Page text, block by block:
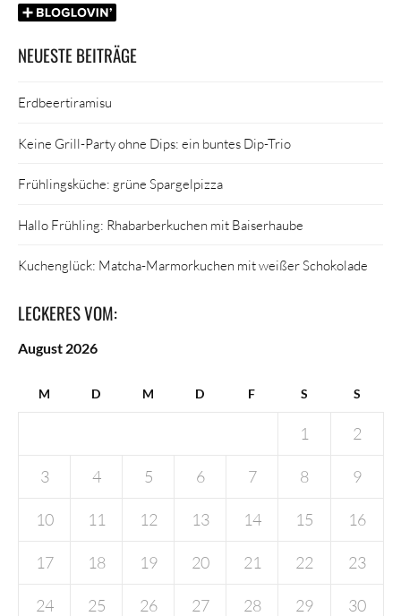
NEUESTE BEITRÄGE
Erdbeertiramisu
Keine Grill-Party ohne Dips: ein buntes Dip-Trio
Frühlingsküche: grüne Spargelpizza
Hallo Frühling: Rhabarberkuchen mit Baiserhaube
Kuchenglück: Matcha-Marmorkuchen mit weißer Schokolade
LECKERES VOM:
August 2026
M D M D F S S
1 2
3 4 5 6 7 8 9
10 11 12 13 14 15 16
17 18 19 20 21 22 23
24 25 26 27 28 29 30